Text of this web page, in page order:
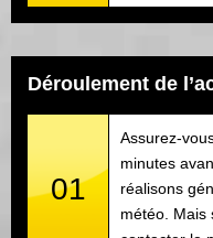
Déroulement de
01
Assurez-
minutes
réalisons
météo. Mais